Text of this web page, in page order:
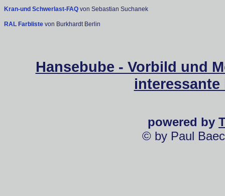
Kran-und Schwerlast-FAQ von Sebastian Suchanek
RAL Farbliste von Burkhardt Berlin
Hansebube - Vorbild und
powered by
© by Paul